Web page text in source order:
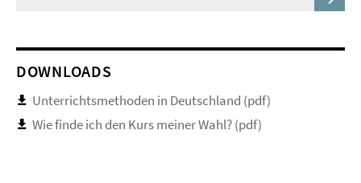
DOWNLOADS
Unterrichtsmethoden in Deutschland (pdf)
Wie finde ich den Kurs meiner Wahl? (pdf)